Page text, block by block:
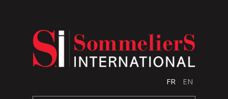
FR EN